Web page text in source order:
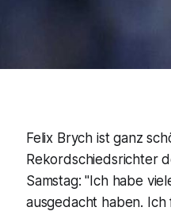
Felix Brych ist ganz
Rekordschiedsrichter
Samstag: "Ich habe
ausgedacht haben.